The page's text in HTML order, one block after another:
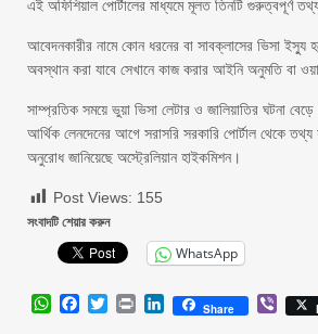
এই অফিশিয়াল পোর্টালের মাধ্যমে মূলত তিনটি গুরুত্বপূর্ণ
আবেদনকারীর নামে কোন ধরনের বা সাবক্লাসের ভিসা ইস্যু
অবস্থান করা যাবে সেখানে কাজ করার আইনি অনুমতি বা
সাম্প্রতিক সময়ে ভুয়া ভিসা লেটার ও জালিয়াতির ঘটনা
আর্থিক লেনদেনের আগে সরাসরি সরকারি পোর্টাল থেকে তথ্য
অনুরোধ জানিয়েছে অস্ট্রেলিয়ান হাইকমিশন।
Post Views: 155
সংবাদটি শেয়ার করুন
WhatsApp
WhatsApp
Facebook
Twitter
Print LinkedIn
Share Viber